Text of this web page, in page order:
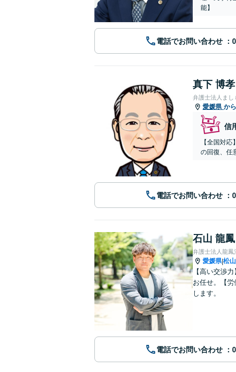
能】
電話でお問い合わせ
真下 博孝
弁護士法人まし
愛媛県 か
信
【全国対
の回復、任
電話でお問い合わせ
石山 龍鳳
弁護士法人龍鳳
愛媛県|松
【高い交渉
お任せ。【
します。
電話でお問い合わせ